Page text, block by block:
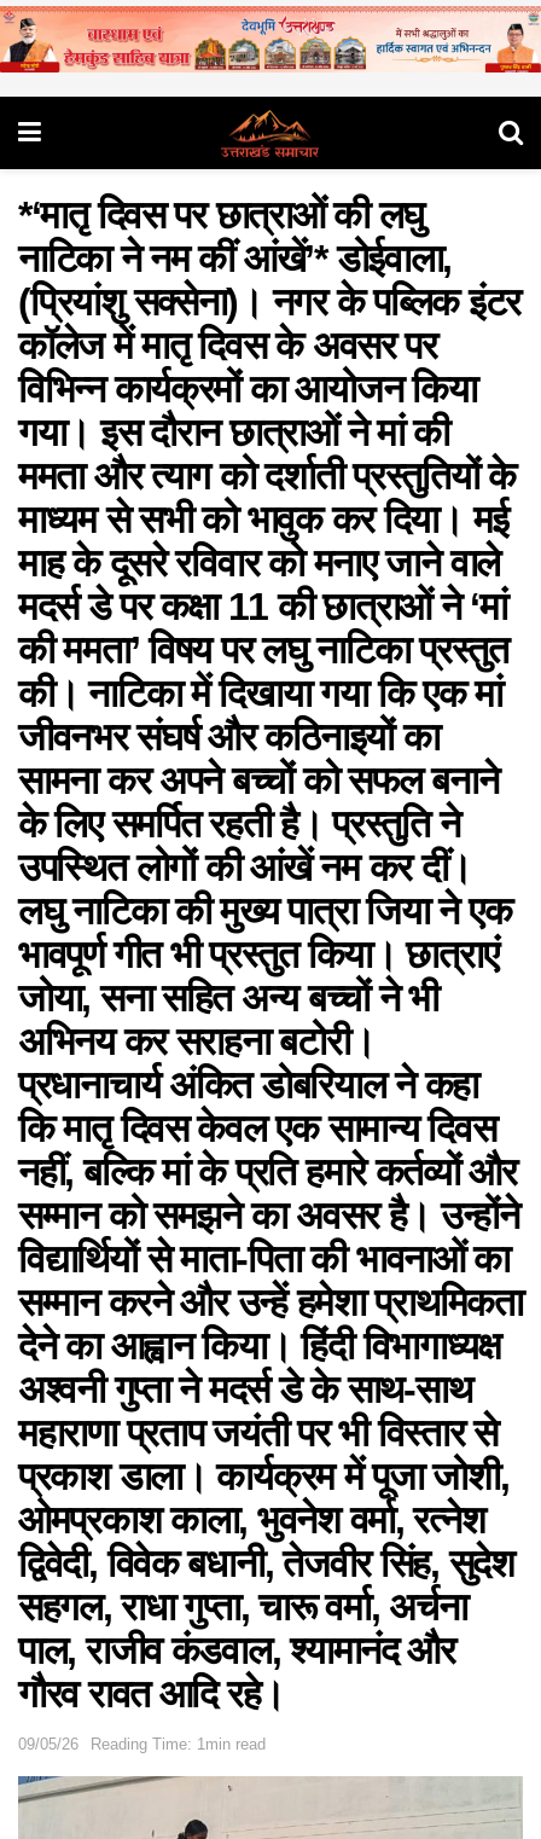
*‘मातृ दिवस पर छात्राओं की लघु
नाटिका ने नम कीं आंखें’* डोईवाला,
(प्रियांशु सक्सेना)। नगर के पब्लिक इंटर
कॉलेज में मातृ दिवस के अवसर पर
विभिन्न कार्यक्रमों का आयोजन किया
गया। इस दौरान छात्राओं ने मां की
ममता और त्याग को दर्शाती प्रस्तुतियों के
माध्यम से सभी को भावुक कर दिया। मई
माह के दूसरे रविवार को मनाए जाने वाले
मदर्स डे पर कक्षा 11 की छात्राओं ने ‘मां
की ममता’ विषय पर लघु नाटिका प्रस्तुत
की। नाटिका में दिखाया गया कि एक मां
जीवनभर संघर्ष और कठिनाइयों का
सामना कर अपने बच्चों को सफल बनाने
के लिए समर्पित रहती है। प्रस्तुति ने
उपस्थित लोगों की आंखें नम कर दीं।
लघु नाटिका की मुख्य पात्रा जिया ने एक
भावपूर्ण गीत भी प्रस्तुत किया। छात्राएं
जोया, सना सहित अन्य बच्चों ने भी
अभिनय कर सराहना बटोरी।
प्रधानाचार्य अंकित डोबरियाल ने कहा
कि मातृ दिवस केवल एक सामान्य दिवस
नहीं, बल्कि मां के प्रति हमारे कर्तव्यों और
सम्मान को समझने का अवसर है। उन्होंने
विद्यार्थियों से माता-पिता की भावनाओं का
सम्मान करने और उन्हें हमेशा प्राथमिकता
देने का आह्वान किया। हिंदी विभागाध्यक्ष
अश्वनी गुप्ता ने मदर्स डे के साथ-साथ
महाराणा प्रताप जयंती पर भी विस्तार से
प्रकाश डाला। कार्यक्रम में पूजा जोशी,
ओमप्रकाश काला, भुवनेश वर्मा, रत्नेश
द्विवेदी, विवेक बधानी, तेजवीर सिंह, सुदेश
सहगल, राधा गुप्ता, चारू वर्मा, अर्चना
पाल, राजीव कंडवाल, श्यामानंद और
गौरव रावत आदि रहे।
09/05/26 Reading Time: 1min read